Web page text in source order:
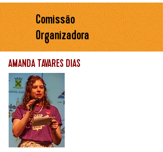
Comissão
Organizadora
AMANDA TAVARES DIAS